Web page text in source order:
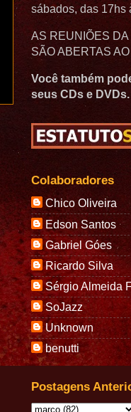
sábados, das 17hs
AS REUNIÕES DA
SÃO ABERTAS
Você também
seus CDs e DVDs.
Colaboradores
Chico Oliveira
Edson Santos
Gabriel Góes
Ricardo Silva
Sérgio Almeida
SoJazz
Unknown
benutti
Postagens